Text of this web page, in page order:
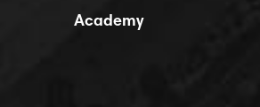
Academy